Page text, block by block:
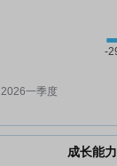
成长能力